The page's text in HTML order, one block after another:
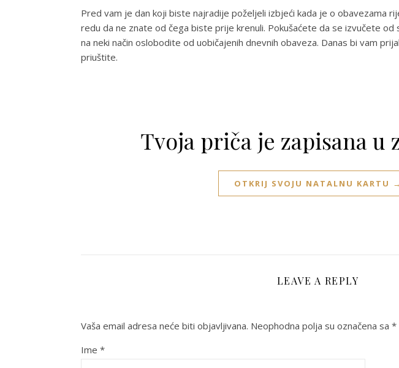
Pred vam je dan koji biste najradije poželjeli izbjeći kada je o obavezama
redu da ne znate od čega biste prije krenuli. Pokušaćete da se izvučete od
na neki način oslobodite od uobičajenih dnevnih obaveza. Danas bi vam
priuštite.
Tvoja priča je zapisana u
OTKRIJ SVOJU NATALNU KARTU →
LEAVE A REPLY
Vaša email adresa neće biti objavljivana. Neophodna polja su označena sa *
Ime *